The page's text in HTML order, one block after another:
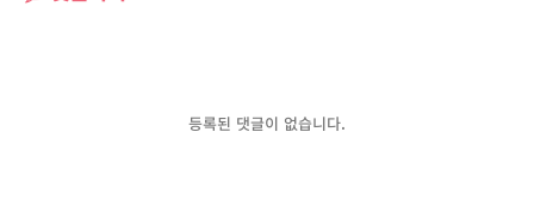
등록된 댓글이 없습니다.